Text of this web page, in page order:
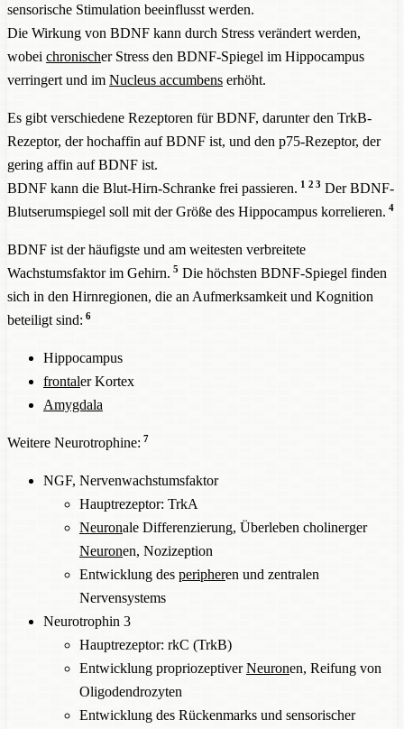
sensorische Stimulation beeinflusst werden.
Die Wirkung von BDNF kann durch Stress verändert werden,
wobei chronischer Stress den BDNF-Spiegel im Hippocampus
verringert und im Nucleus accumbens erhöht.
Es gibt verschiedene Rezeptoren für BDNF, darunter den TrkB-
Rezeptor, der hochaffin auf BDNF ist, und den p75-Rezeptor, der
gering affin auf BDNF ist.
BDNF kann die Blut-Hirn-Schranke frei passieren. 1 2 3 Der BDNF-
Blutserumspiegel soll mit der Größe des Hippocampus korrelieren. 4
BDNF ist der häufigste und am weitesten verbreitete
Wachstumsfaktor im Gehirn. 5 Die höchsten BDNF-Spiegel finden
sich in den Hirnregionen, die an Aufmerksamkeit und Kognition
beteiligt sind: 6
Hippocampus
frontaler Kortex
Amygdala
Weitere Neurotrophine: 7
NGF, Nervenwachstumsfaktor
Hauptrezeptor: TrkA
Neuronale Differenzierung, Überleben cholinerger
Neuronen, Nozizeption
Entwicklung des peripheren und zentralen
Nervensystems
Neurotrophin 3
Hauptrezeptor: rkC (TrkB)
Entwicklung propriozeptiverNeuronen, Reifung von
Oligodendrozyten
Entwicklung des Rückenmarks und sensorischer